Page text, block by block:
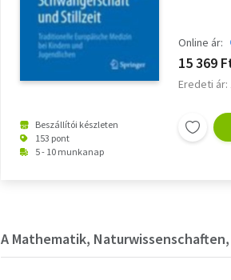
Beszállítói készleten
153 pont
5 - 10 munkanap
Online ár:
15 369
Eredeti ár:
A Mathematik,